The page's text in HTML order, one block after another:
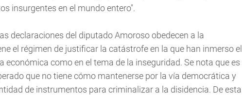
insurgentes en el mundo entero".
declaraciones del diputado Amoroso obedecen a la
el régimen de justificar la catástrofe en la que han inmerso el
económica como en el tema de la inseguridad. Se nota que es
que no tiene cómo mantenerse por la vía democrática y
de instrumentos para criminalizar a la disidencia. De esta